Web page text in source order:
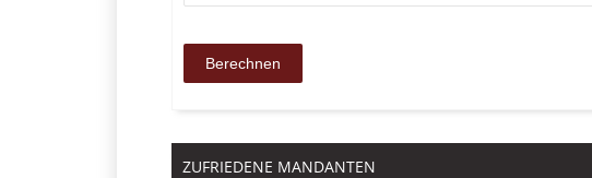
ZUFRIEDENE MANDANTEN